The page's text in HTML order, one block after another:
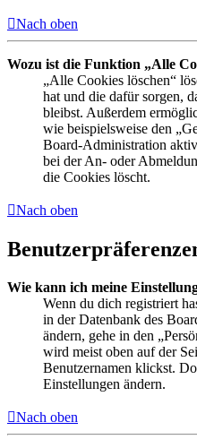
Nach oben
Wozu ist die Funktion „Alle
„Alle Cookies löschen“
hat und die dafür sorgen,
bleibst. Außerdem
wie beispielsweise den
Board-Administration
bei der An- oder
die Cookies löscht.
Nach oben
Wie kann ich meine
Wenn du dich registriert
in der Datenbank des
ändern, gehe in den
wird meist oben auf der
Benutzernamen klickst.
Einstellungen ändern.
Nach oben